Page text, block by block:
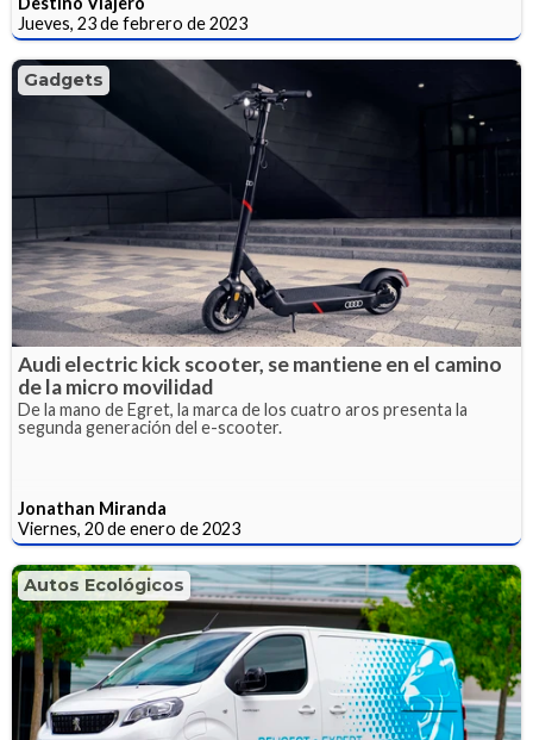
Jueves, 23 de febrero de 2023
Gadgets
Audi electric kick scooter, se mantiene en el camino
de la micro movilidad
De la mano de Egret, la marca de los cuatro aros presenta la
segunda generación del e-scooter.
Jonathan Miranda
Viernes, 20 de enero de 2023
Autos Ecológicos